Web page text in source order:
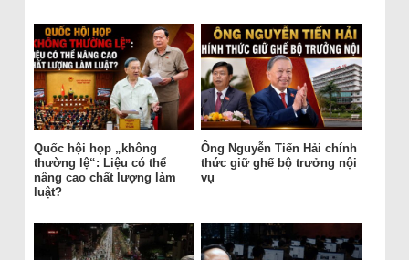
Quốc hội họp „không
thường lệ“: Liệu có thể
nâng cao chất lượng làm
luật?
Ông Nguyễn Tiến Hải chính
thức giữ ghế bộ trưởng nội
vụ